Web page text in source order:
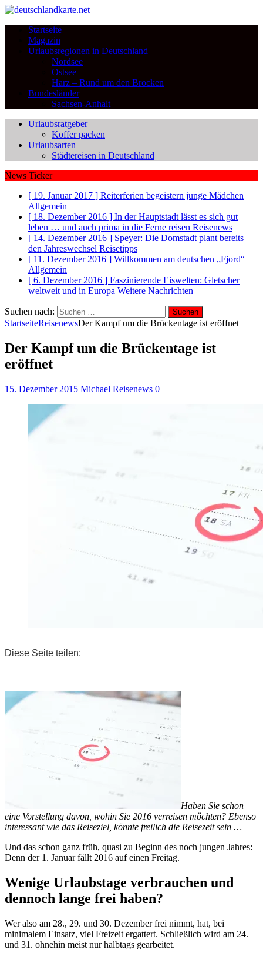
Startseite
Magazin
Urlaubsregionen in Deutschland
Nordsee
Ostsee
Harz – Rund um den Brocken
Bundesländer
Sachsen-Anhalt
Urlaubsratgeber
Koffer packen
Urlaubsarten
Städtereisen in Deutschland
News Ticker
[ 19. Januar 2017 ] Reiterferien begeistern junge Mädchen
Allgemein
[ 18. Dezember 2016 ] In der Hauptstadt lässt es sich gut
leben … und auch prima in die Ferne reisen Reisenews
[ 14. Dezember 2016 ] Speyer: Die Domstadt plant bereits
den Jahreswechsel Reisetipps
[ 11. Dezember 2016 ] Willkommen am deutschen „Fjord“
Allgemein
[ 6. Dezember 2016 ] Faszinierende Eiswelten: Gletscher
weltweit und in Europa Weitere Nachrichten
Suchen nach:
StartseiteReisenewsDer Kampf um die Brückentage ist eröffnet
Der Kampf um die Brückentage ist
eröffnet
15. Dezember 2015 Michael Reisenews 0
Diese Seite teilen:
Haben Sie schon
eine Vorstellung davon, wohin Sie 2016 verreisen möchten? Ebenso
interessant wie das Reiseziel, könnte freilich die Reisezeit sein …
Und das schon ganz früh, quasi zu Beginn des noch jungen Jahres:
Denn der 1. Januar fällt 2016 auf einen Freitag.
Wenige Urlaubstage verbrauchen und
dennoch lange frei haben?
Wer also am 28., 29. und 30. Dezember frei nimmt, hat, bei
minimalem Einsatz, viel Freizeit ergattert. Schließlich wird am 24.
und 31. ohnehin meist nur halbtags gearbeitet.